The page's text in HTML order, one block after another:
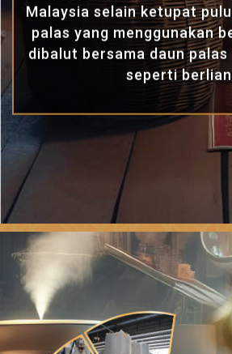
Malaysia selain ketupat
palas yang menggunakan
dibalut bersama daun
seperti